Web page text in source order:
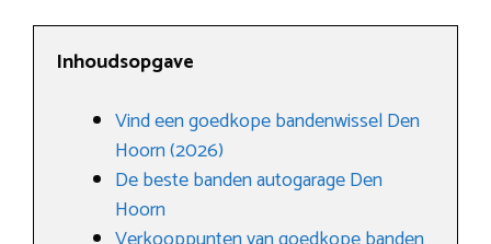
Inhoudsopgave
Vind een goedkope bandenwissel Den
Hoorn (2026)
De beste banden autogarage Den
Hoorn